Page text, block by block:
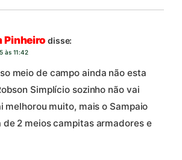
Pinheiro disse:
às 11:42
meio de campo ainda não esta
Simplício sozinho não vai
melhorou muito, mais o Sampaio
de 2 meios campitas armadores e